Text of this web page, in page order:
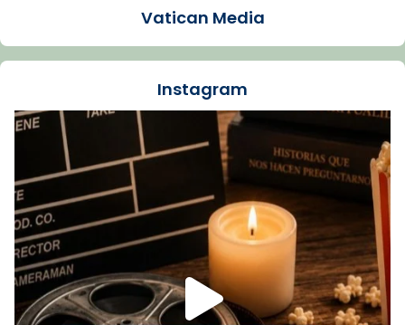
La Carmina va patir depressió. Fa gairebé
dos mesos, a l'Estadi Lluís Companys, la
Recupera l'entrevista comp
Vatican
tican News 👇
www.vaticannews.va/es/iglesia/news/2026-
07/carmina-historia-depresion-papa-viaje-
espana-testimoni...
Foto
View on Facebook · Share
Vatican Media
Instagram